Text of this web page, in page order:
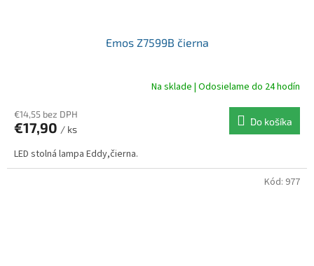
Emos Z7599B čierna
Na sklade | Odosielame do 24 hodín
€14,55 bez DPH
€17,90 / ks
Do košíka
LED stolná lampa Eddy,čierna.
Kód: 977